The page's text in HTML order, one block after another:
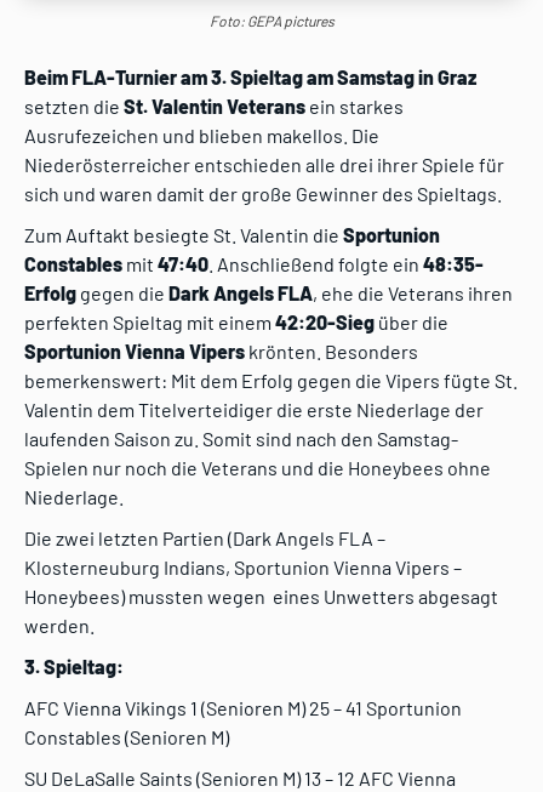
Foto: GEPA pictures
Beim FLA-Turnier am 3. Spieltag am Samstag in Graz
setzten die St. Valentin Veterans ein starkes
Ausrufezeichen und blieben makellos. Die
Niederösterreicher entschieden alle drei ihrer Spiele für
sich und waren damit der große Gewinner des Spieltags.
Zum Auftakt besiegte St. Valentin die Sportunion
Constables mit 47:40 . Anschließend folgte ein 48:35-
Erfolg gegen die Dark Angels FLA, ehe die Veterans ihren
perfekten Spieltag mit einem 42:20-Sieg über die
Sportunion Vienna Vipers krönten. Besonders
bemerkenswert: Mit dem Erfolg gegen die Vipers fügte St.
Valentin dem Titelverteidiger die erste Niederlage der
laufenden Saison zu. Somit sind nach den Samstag-
Spielen nur noch die Veterans und die Honeybees ohne
Niederlage.
Die zwei letzten Partien (Dark Angels FLA –
Klosterneuburg Indians, Sportunion Vienna Vipers –
Honeybees) mussten wegen eines Unwetters abgesagt
werden.
3. Spieltag:
AFC Vienna Vikings 1 (Senioren M) 25 – 41 Sportunion
Constables (Senioren M)
SU DeLaSalle Saints (Senioren M) 13 – 12 AFC Vienna